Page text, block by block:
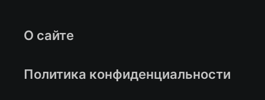
О сайте
Политика конфиденциальности